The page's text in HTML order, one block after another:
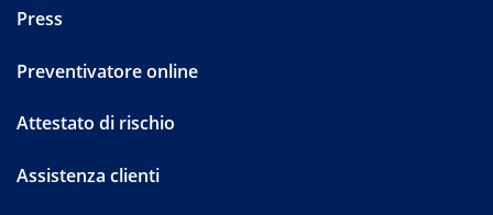
Press
Preventivatore online
Attestato di rischio
Assistenza clienti